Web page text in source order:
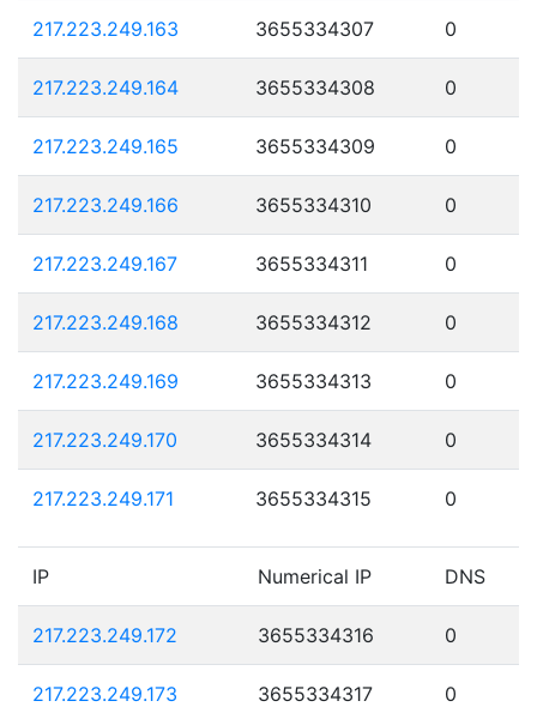
217.223.249.163 3655334307 0
217.223.249.164 3655334308 0
217.223.249.165 3655334309 0
217.223.249.166 3655334310 0
217.223.249.167 3655334311 0
217.223.249.168 3655334312 0
217.223.249.169 3655334313 0
217.223.249.170 3655334314 0
217.223.249.171 3655334315 0
IP Numerical IP DNS
217.223.249.172 3655334316 0
217.223.249.173 3655334317 0